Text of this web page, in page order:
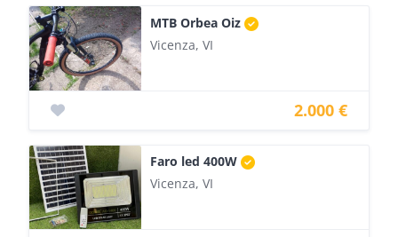
MTB Orbea Oiz
Vicenza, VI
2.000 €
Faro led 400W
Vicenza, VI